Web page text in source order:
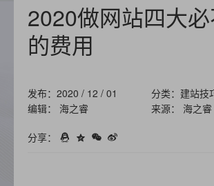
2020做网站四大
的费用
发布：2020 / 12 / 01
分类：建站技
编辑： 海之睿
来源： 海之睿
分享：